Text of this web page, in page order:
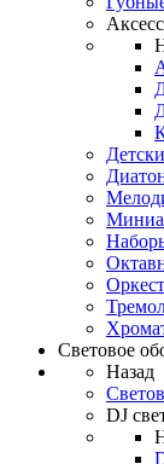
Световое
Назад
DJ